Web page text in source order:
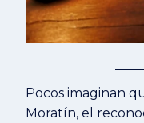
Pocos imaginan
Moratín, el